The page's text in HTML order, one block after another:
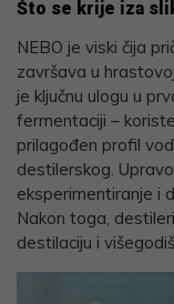
Što se krije iza
NEBO je viski čija
završava u
je ključnu ulogu u
fermentaciji –
prilagođen profil
destilerskog.
eksperimentiranje i
Nakon toga,
destilaciju i